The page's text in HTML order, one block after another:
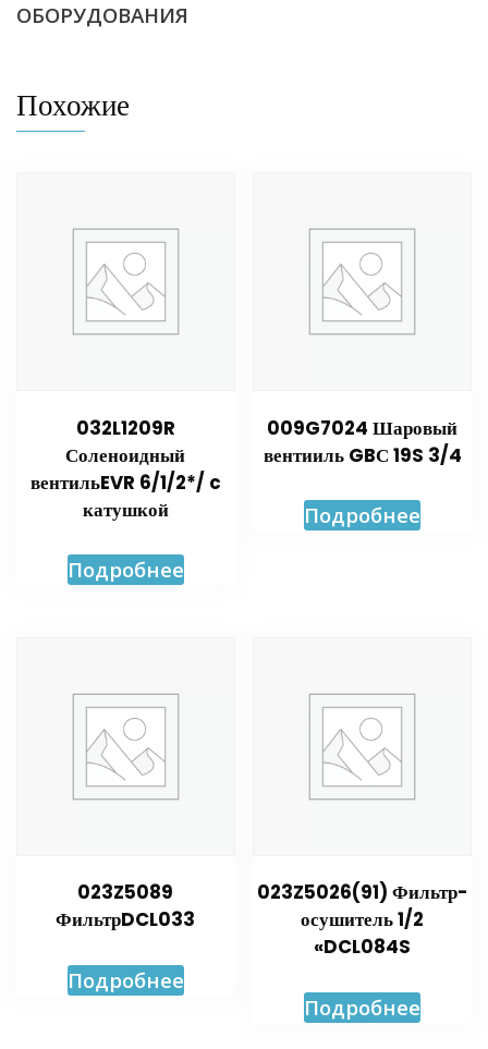
ОБОРУДОВАНИЯ
Похожие
032L1209R
Соленоидный
вентильEVR 6/1/2*/ c
катушкой
Подробнее
009G7024 Шаровый
вентииль GBС 19S 3/4
Подробнее
023Z5089
ФильтрDCL033
Подробнее
023Z5026(91) Фильтр-
осушитель 1/2
«DCL084S
Подробнее